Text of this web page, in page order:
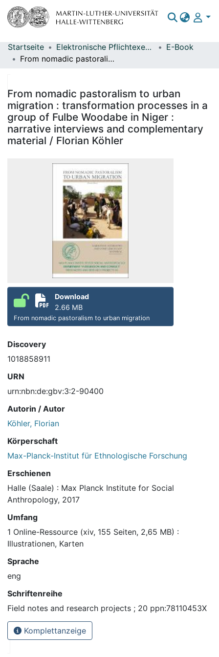
Bereiche & Sammlungen
Statistiken
Startseite Elektronische Pflichtexemplare
E-Book
From nomadic pastoralism to urban migration : transformation processes in a group of Fulbe Woodabe in Niger : narrative interviews and complementary material / Florian Köhler
From nomadic pastoralism to urban
migration : transformation processes in a
group of Fulbe Woodabe in Niger :
narrative interviews and complementary
material / Florian Köhler
Download
2.66 MB
From nomadic pastoralism to urban migration
Discovery
1018858911
URN
urn:nbn:de:gbv:3:2-90400
Autorin / Autor
Köhler, Florian
Körperschaft
Max-Planck-Institut für Ethnologische Forschung
Erschienen
Halle (Saale) : Max Planck Institute for Social
Anthropology, 2017
Umfang
1 Online-Ressource (xiv, 155 Seiten, 2,65 MB) :
Illustrationen, Karten
Sprache
eng
Schriftenreihe
Field notes and research projects ; 20 ppn:78110453X
Komplettanzeige